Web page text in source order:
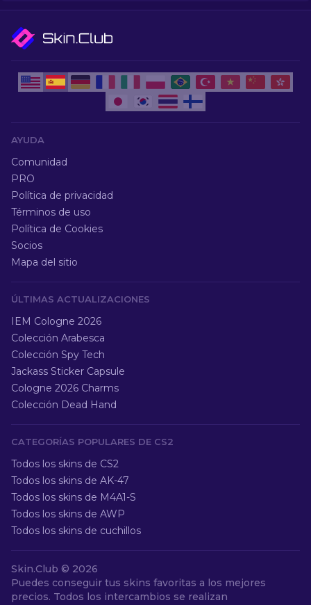
AYUDA
Comunidad
PRO
Política de privacidad
Términos de uso
Política de Cookies
Socios
Mapa del sitio
ÚLTIMAS ACTUALIZACIONES
IEM Cologne 2026
Colección Arabesca
Colección Spy Tech
Jackass Sticker Capsule
Cologne 2026 Charms
Colección Dead Hand
CATEGORÍAS POPULARES DE CS2
Todos los skins de CS2
Todos los skins de AK-47
Todos los skins de M4A1-S
Todos los skins de AWP
Todos los skins de cuchillos
Skin.Club © 2026
Puedes conseguir tus skins favoritas a los mejores
precios. Todos los intercambios se realizan